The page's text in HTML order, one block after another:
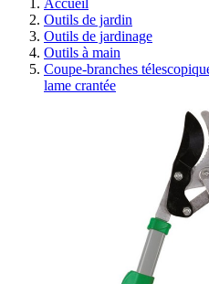
Accueil
Outils de jardin
Outils de jardinage
Outils à main
Coupe-branches
lame crantée